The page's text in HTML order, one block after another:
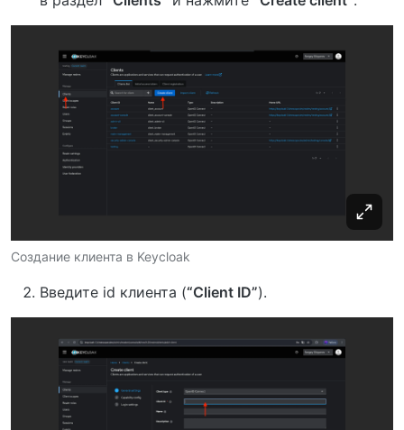
Создание клиента в Keycloak
Введите id клиента (“Client ID”).